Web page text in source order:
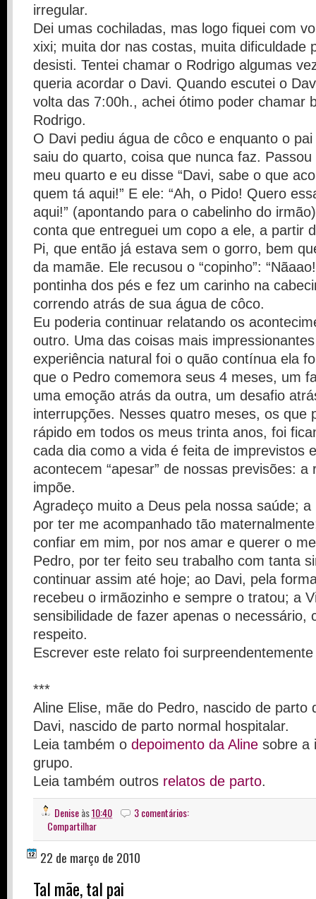
irregular.
Dei umas cochiladas, mas logo fiquei com
xixi; muita dor nas costas, muita dificuldade
desisti. Tentei chamar o Rodrigo algumas
queria acordar o Davi. Quando escutei o
volta das 7:00h., achei ótimo poder chamar
Rodrigo.
O Davi pediu água de côco e enquanto o
saiu do quarto, coisa que nunca faz.
meu quarto e eu disse “Davi, sabe o que
quem tá aqui!” E ele: “Ah, o Pido! Quero
aqui!” (apontando para o cabelinho do
conta que entreguei um copo a ele, a partir
Pi, que então já estava sem o gorro, bem
da mamãe. Ele recusou o “copinho”:
pontinha dos pés e fez um carinho na
correndo atrás de sua água de côco.
Eu poderia continuar relatando os
outro. Uma das coisas mais
experiência natural foi o quão contínua ela
que o Pedro comemora seus 4 meses, um
uma emoção atrás da outra, um desafio
interrupções. Nesses quatro meses, os que
rápido em todos os meus trinta anos, foi
cada dia como a vida é feita de imprevistos
acontecem “apesar” de nossas previsões: a
impõe.
Agradeço muito a Deus pela nossa saúde;
por ter me acompanhado tão
confiar em mim, por nos amar e querer o
Pedro, por ter feito seu trabalho com tanta
continuar assim até hoje; ao Davi, pela
recebeu o irmãozinho e sempre o tratou; a
sensibilidade de fazer apenas o necessário,
respeito.
Escrever este relato foi
***
Aline Elise, mãe do Pedro, nascido de parto
Davi, nascido de parto normal hospitalar.
Leia também o depoimento da Aline sobre a
grupo.
Leia também outros relatos de parto.
Deniseàs10:40
3 comentários:
Compartilhar
22 de março de 2010
Tal mãe, tal pai